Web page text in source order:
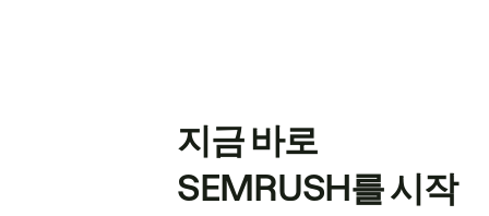
지금 바로
SEMRUSH를 시작